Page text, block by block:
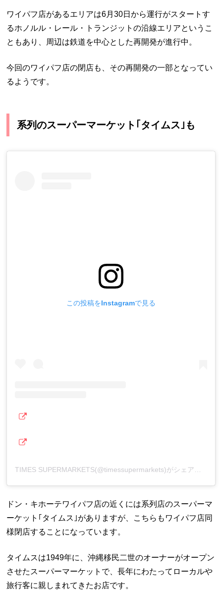
ワイパフ店があるエリアは6月30日から運行がスタートす
るホノルル・レール・トランジットの沿線エリアというこ
ともあり、周辺は鉄道を中心とした再開発が進行中。
今回のワイパフ店の閉店も、その再開発の一部となってい
るようです。
系列のスーパーマーケット｢タイムス｣も
この投稿をInstagramで見る
ドン・キホーテワイパフ店の近くには系列店のスーパーマ
ーケット｢タイムス｣がありますが、こちらもワイパフ店同
様閉店することになっています。
タイムスは1949年に、沖縄移民二世のオーナーがオープン
させたスーパーマーケットで、長年にわたってローカルや
旅行客に親しまれてきたお店です。